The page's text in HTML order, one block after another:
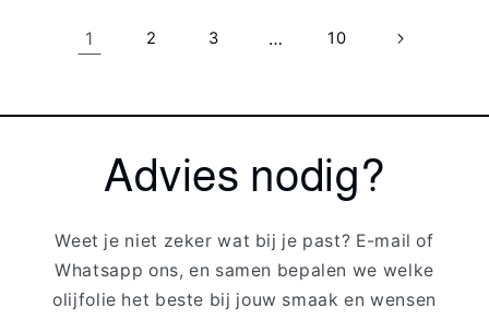
1 2 3 … 10
Advies nodig?
Weet je niet zeker wat bij je past? E-mail of
Whatsapp ons, en samen bepalen we welke
olijfolie het beste bij jouw smaak en wensen